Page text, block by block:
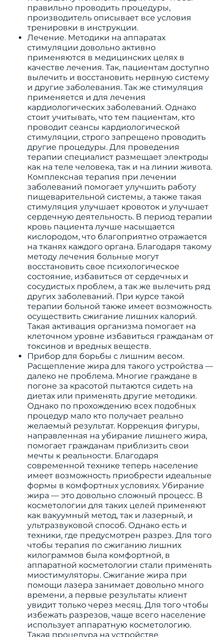
правильно проводить процедуры,
производитель описывает все условия
тренировки в инструкции.
Лечение. Методики на аппаратах
стимуляции довольно активно
применяются в медицинских целях в
качестве лечения. Так, пациентам доступно
вылечить и восстановить нервную систему
и другие заболевания. Так же стимуляция
применяется и для лечения
кардиологических заболеваний. Однако
стоит учитывать, что тем пациентам, кто
проводит сеансы кардиологической
стимуляции, строго запрещено проводить
другие процедуры. Для проведения
терапии специалист размещает электроды
как на теле человека, так и на линии живота.
Комплексная терапия при лечении
заболеваний помогает улучшить работу
пищеварительной системы, а также такая
стимуляция улучшает кровоток и улучшает
сердечную деятельность. В период терапии
кровь пациента лучше насыщается
кислородом, что благоприятно отражается
на тканях каждого органа. Благодаря такому
методу лечения больные могут
восстановить свое психологическое
состояние, избавиться от сердечных и
сосудистых проблем, а так же вылечить ряд
других заболеваний. При курсе такой
терапии больной также имеет возможность
осуществить сжигание лишних калорий.
Такая активация организма помогает на
клеточном уровне избавиться гражданам от
токсинов и вредных веществ.
Прибор для борьбы с лишним весом.
Расщепление жира для такого устройства —
далеко не проблема. Многие граждане в
погоне за красотой пытаются сидеть на
диетах или применять другие методики.
Однако по прохождению всех подобных
процедур мало кто получает реально
желаемый результат. Коррекция фигуры,
направленная на убирание лишнего жира,
помогает гражданам приблизить свои
мечты к реальности. Благодаря
современной технике теперь население
имеет возможность приобрести идеальные
формы в комфортных условиях. Убирание
жира — это довольно сложный процесс. В
косметологии для таких целей применяют
как вакуумный метод, так и лазерный, и
ультразвуковой способ. Однако есть и
техники, где предусмотрен разрез. Для того
чтобы терапия по сжиганию лишних
килограммов была комфортной, в
аппаратной косметологии стали применять
миостимуляторы. Сжигание жира при
помощи лазера занимает довольно много
времени, а первые результаты клиент
увидит только через месяц. Для того чтобы
избежать разрезов, чаще всего население
использует аппаратную косметологию.
Такая процедура на устройстве